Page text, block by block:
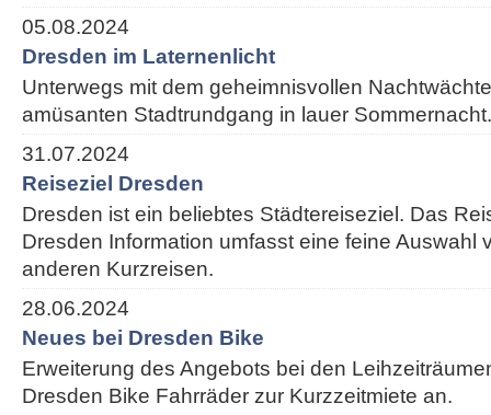
05.08.2024
Dresden im Laternenlicht
Unterwegs mit dem geheimnisvollen
amüsanten Stadtrundgang in lauer Sommernacht.
31.07.2024
Reiseziel Dresden
Dresden ist ein beliebtes Städtereiseziel. Das
Dresden Information umfasst eine feine Auswahl
anderen Kurzreisen.
28.06.2024
Neues bei Dresden Bike
Erweiterung des Angebots bei den
Dresden Bike Fahrräder zur Kurzzeitmiete an.